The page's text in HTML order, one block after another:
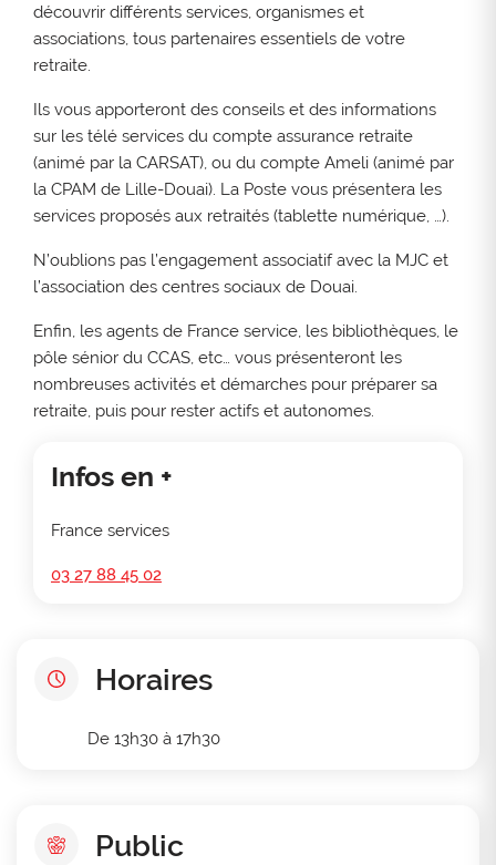
découvrir différents services, organismes et
associations, tous partenaires essentiels de votre
retraite.
Ils vous apporteront des conseils et des informations
sur les télé services du compte assurance retraite
(animé par la CARSAT), ou du compte Ameli (animé par
la CPAM de Lille-Douai). La Poste vous présentera les
services proposés aux retraités (tablette numérique, …).
N’oublions pas l’engagement associatif avec la MJC et
l’association des centres sociaux de Douai.
Enfin, les agents de France service, les bibliothèques, le
pôle sénior du CCAS, etc… vous présenteront les
nombreuses activités et démarches pour préparer sa
retraite, puis pour rester actifs et autonomes.
Infos en +
France services
03 27 88 45 02
Horaires
De 13h30 à 17h30
Public